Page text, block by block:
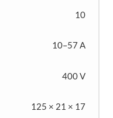
10
10–57 A
400 V
125 × 21 × 17